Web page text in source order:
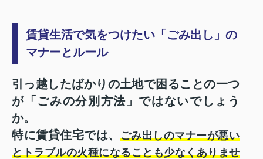
賃貸生活で気をつけたい「ごみ出し」の
マナーとルール
引っ越したばかりの土地で困ることの一つ
が「ごみの分別方法」ではないでしょう
か。
特に賃貸住宅では、 ごみ出しのマナーが悪い
とトラブルの火種になることも少なくありませ